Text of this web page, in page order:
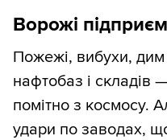
Ворожі
Пожежі, вибухи,
нафтобаз і складів
помітно з космосу.
удари по заводах,